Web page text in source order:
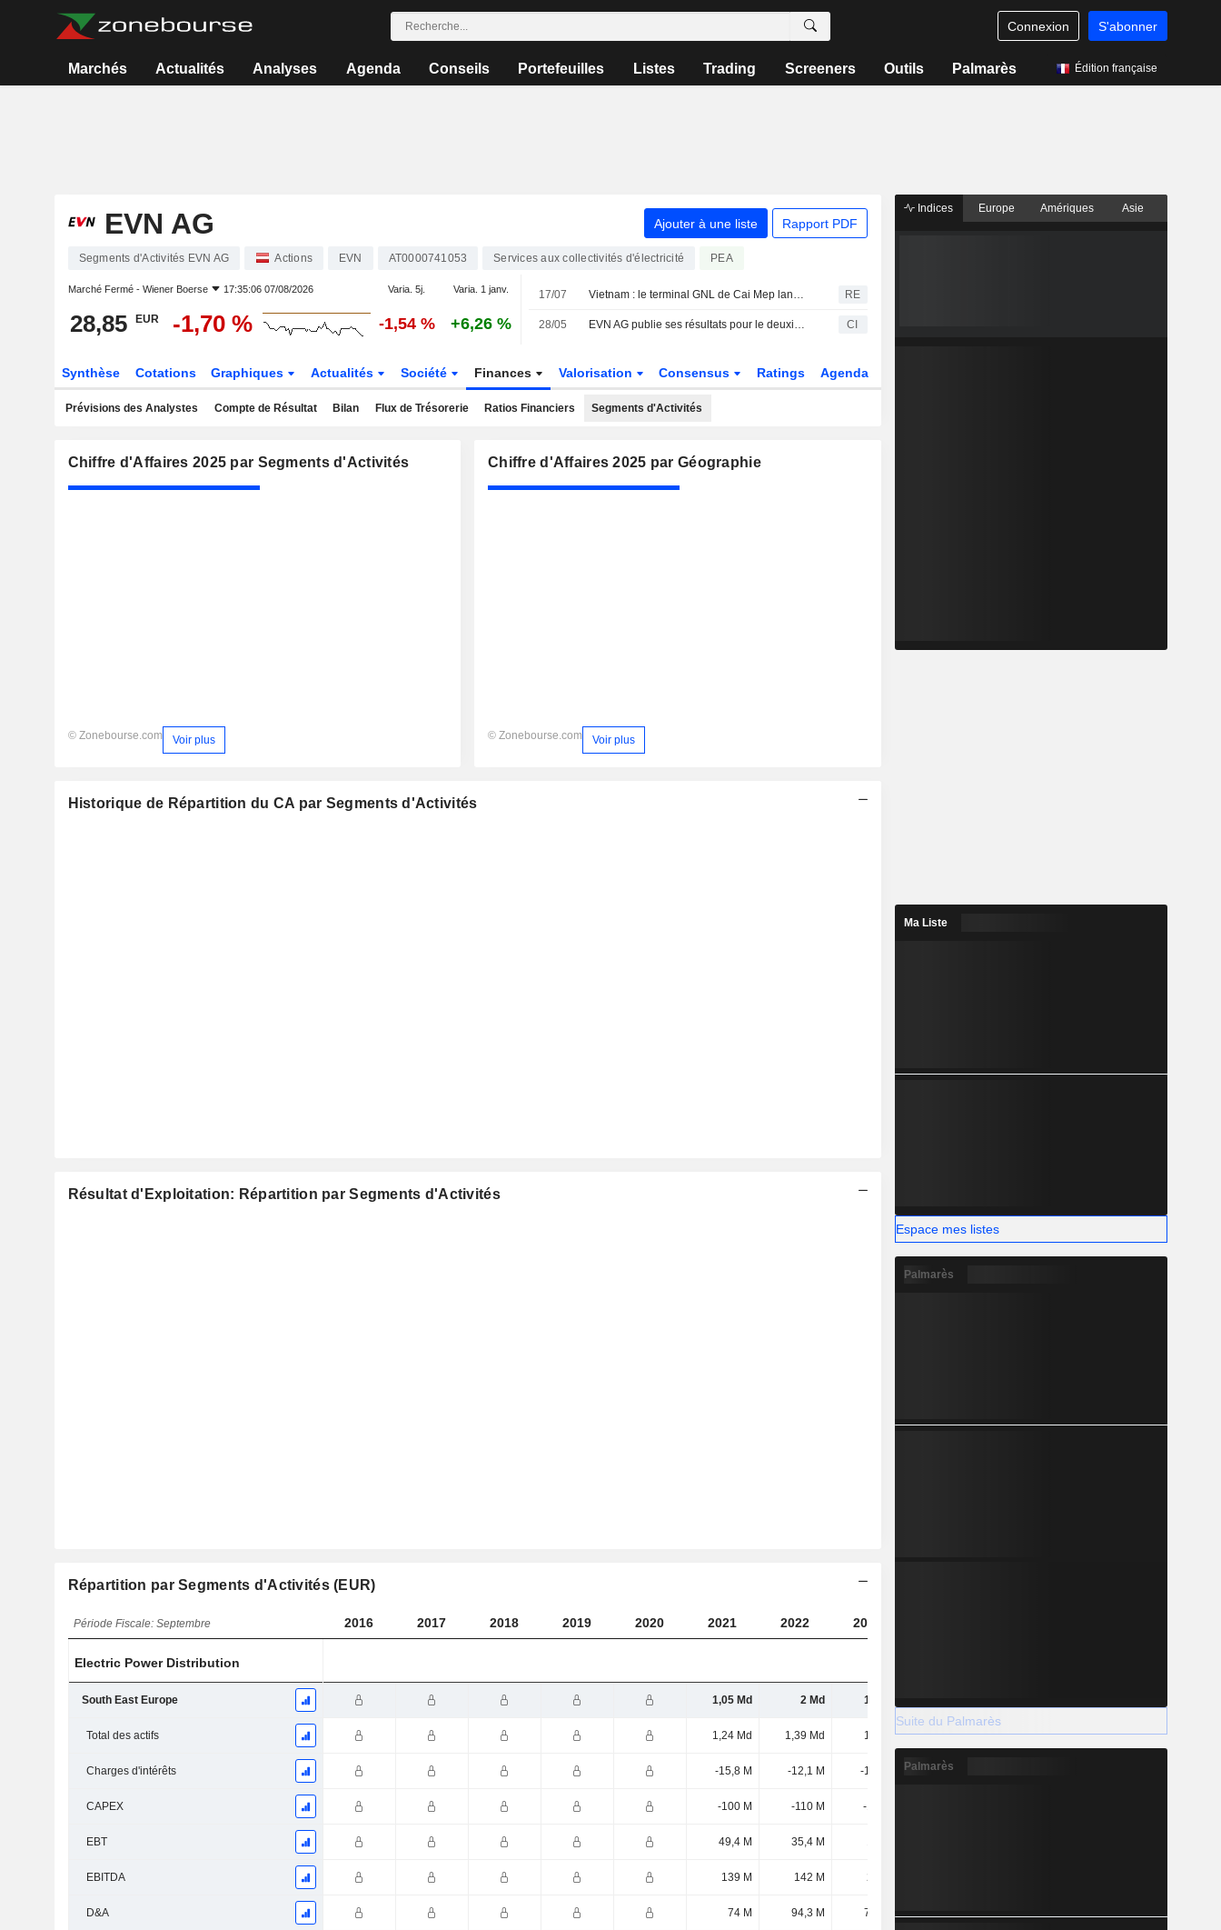
Connexion S'abonner
Marchés Actualités Analyses Agenda Conseils Portefeuilles Listes Trading Screeners Outils Palmarès Édition française
EVN AG Ajouter à une liste Rapport PDF
Segments d'Activités EVN AG Actions EVN AT0000741053 Services aux collectivités d'électricité PEA
Marché Fermé - Wiener Boerse 17:35:06 07/08/2026 Varia. 5j. Varia. 1 janv.
28,85 EUR -1,70 % -1,54 % +6,26 %
17/07 Vietnam : le terminal GNL de Cai Mep lance ses livraisons de gaz au complexe électrique de Phu My RE
28/05 EVN AG publie ses résultats pour le deuxième trimestre et le premier semestre clos le 31 mars 2026 CI
Synthèse Cotations Graphiques Actualités Société Finances Valorisation Consensus Ratings Agenda
Prévisions des Analystes Compte de Résultat Bilan Flux de Trésorerie Ratios Financiers Segments d'Activités
Chiffre d'Affaires 2025 par Segments d'Activités
© Zonebourse.com Voir plus
Chiffre d'Affaires 2025 par Géographie
© Zonebourse.com Voir plus
Historique de Répartition du CA par Segments d'Activités
Résultat d'Exploitation: Répartition par Segments d'Activités
Répartition par Segments d'Activités (EUR)
Période Fiscale: Septembre 2016 2017 2018 2019 2020 2021 2022 2023
Electric Power Distribution
South East Europe 1,05 Md 2 Md 1,5 Md
Total des actifs 1,24 Md 1,39 Md 1,4 Md 1,49 Md 1,52 Md
Charges d'intérêts -15,8 M -12,1 M -12,4 M -15,3 M
CAPEX -100 M -110 M -136 M
EBT 49,4 M 35,4 M
EBITDA 139 M 142 M 239 M
D&A 74 M 94,3 M 79,9 M
Indices Europe Amériques Asie
Ma Liste
Espace mes listes
Palmarès
Suite du Palmarès
Palmarès